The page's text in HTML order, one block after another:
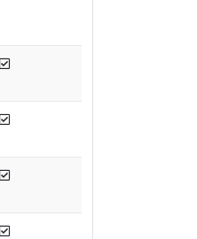
Afgedaan
Afgedaan
Afgedaan
Afgedaan